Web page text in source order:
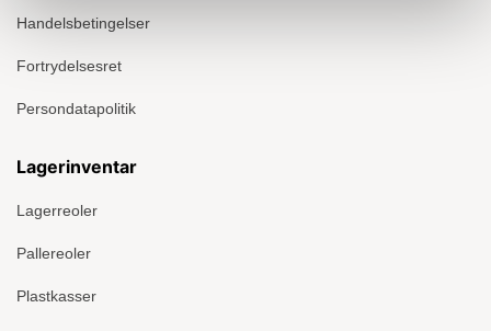
Handelsbetingelser
Fortrydelsesret
Persondatapolitik
Lagerinventar
Lagerreoler
Pallereoler
Plastkasser